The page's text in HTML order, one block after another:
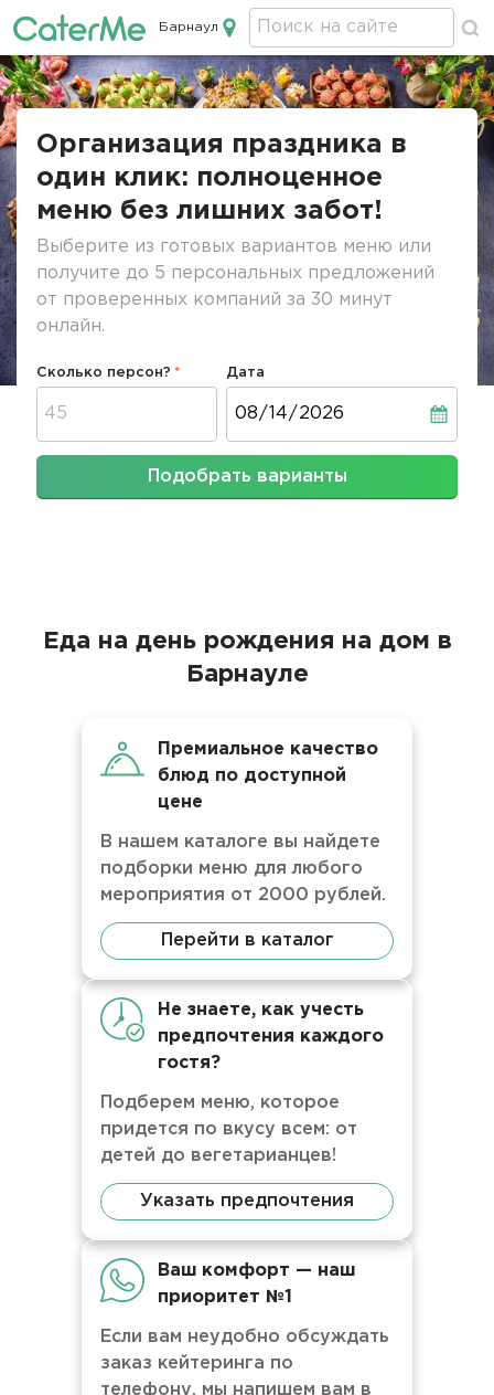
Кейтеринг в Барнауле
Барнаул
Строка
Организация праздника в
один клик: полноценное
меню без лишних забот!
Выберите из готовых вариантов меню или
получите до 5 персональных предложений
от проверенных компаний за 30 минут
онлайн.
Сколько персон? Дата
Подобрать варианты
Еда на день рождения на дом в
Барнауле
Премиальное качество
блюд по доступной
цене
В нашем каталоге вы найдете
подборки меню для любого
мероприятия от 2000 рублей.
Перейти в каталог
Не знаете, как учесть
предпочтения каждого
гостя?
Подберем меню, которое
придется по вкусу всем: от
детей до вегетарианцев!
Указать предпочтения
Ваш комфорт — наш
приоритет №1
Если вам неудобно обсуждать
заказ кейтеринга по
телефону, мы напишем вам в